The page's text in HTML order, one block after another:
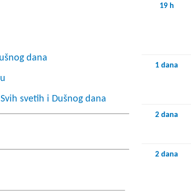
dana
svetih i Dušnog dana
19 h
1 dana
2 dana
2 dana